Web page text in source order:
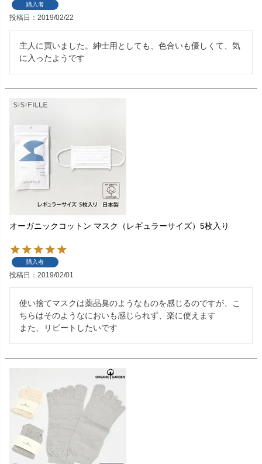
購入者
投稿日 2019/02/22
主人に買いました。紳士用としても、色合いも優しくて、気
に入ったようです
オーガニックコットン マスク（レギュラーサイズ）5枚入り
購入者
投稿日 2019/02/01
使い捨てマスクは薬品臭のようなものを感じるのですが、こ
ちらはそのようなにおいも感じられず、楽に使えます
また、リピートしたいです